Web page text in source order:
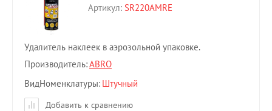
Артикул: SR220AMRE
Удалитель наклеек в аэрозольной упаковке.
Производитель:ABRO
ВидНоменклатуры Штучный
Добавить к сравнению